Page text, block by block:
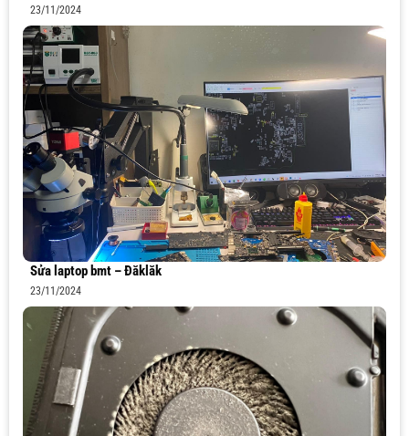
23/11/2024
Sửa laptop bmt – Đăklăk
23/11/2024